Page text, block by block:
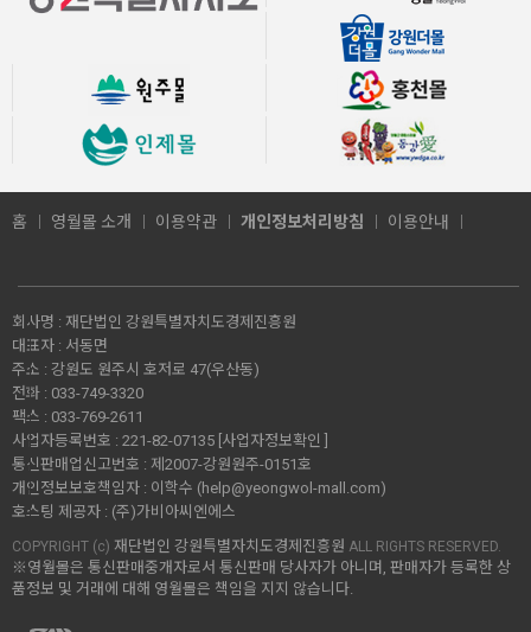
홈 영월몰 소개 이용약관 개인정보처리방침 이용안내
회사명 : 재단법인 강원특별자치도경제진흥원
대표자 : 서동면
주소 : 강원도 원주시 호저로 47(우산동)
전화 : 033-749-3320
팩스 : 033-769-2611
사업자등록번호 : 221-82-07135 [사업자정보확인 ]
통신판매업신고번호 : 제2007-강원원주-0151호
개인정보보호책임자 : 이학수 (help@yeongwol-mall.com)
호스팅 제공자 : (주)가비아씨엔에스
COPYRIGHT (c) 재단법인 강원특별자치도경제진흥원 ALL RIGHTS RESERVED.
※영월몰은 통신판매중개자로서 통신판매 당사자가 아니며, 판매자가 등록한 상
품정보 및 거래에 대해 영월몰은 책임을 지지 않습니다.